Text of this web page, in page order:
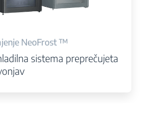
NeoFrost ™
sistema preprečujeta